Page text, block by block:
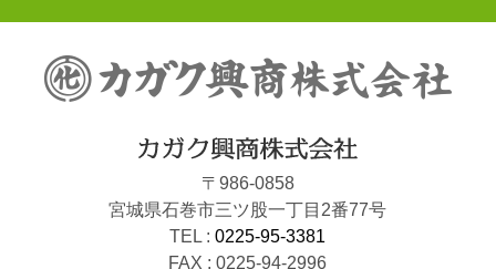
〒986-0858
宮城県石巻市三ツ股一丁目2番77号
TEL :0225-95-3381
FAX : 0225-94-2996